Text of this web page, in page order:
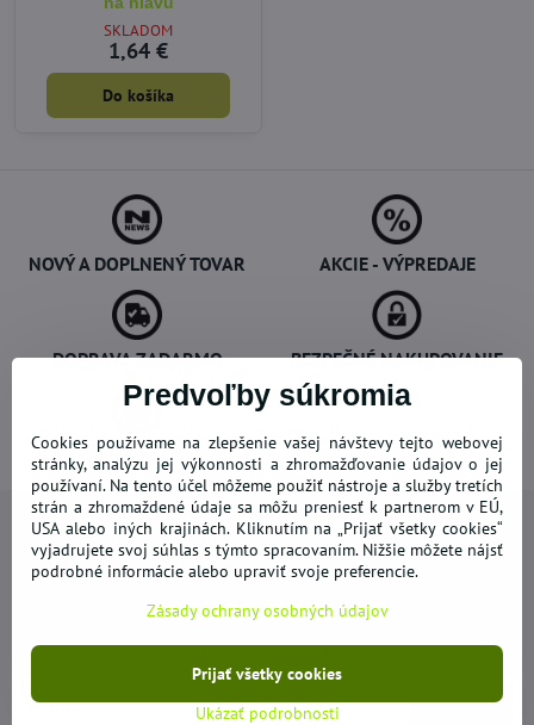
SKLADOM
1,64 €
Do košíka
NOVÝ A DOPLNENÝ TOVAR AKCIE - VÝPREDAJE
DOPRAVA ZADARMO BEZPEČNÉ NAKUPOVANIE
OVERENÉ ZÁKAZNÍKMI
Newsletter
Odoberať naše novinky:
Odoberať
Predvoľby súkromia
Cookies používame na zlepšenie vašej návštevy tejto webovej
stránky, analýzu jej výkonnosti a zhromažďovanie údajov o jej
používaní. Na tento účel môžeme použiť nástroje a služby tretích
strán a zhromaždené údaje sa môžu preniesť k partnerom v EÚ,
USA alebo iných krajinách. Kliknutím na „Prijať všetky cookies“
vyjadrujete svoj súhlas s týmto spracovaním. Nižšie môžete nájsť
podrobné informácie alebo upraviť svoje preferencie.
Zásady ochrany osobných údajov
Ukázať podrobnosti
Prijať všetky cookies